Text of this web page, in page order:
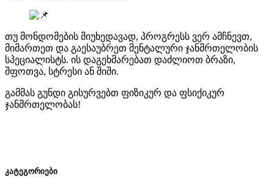
თუ მონდომების მიუხედავად, პროგრესს ვერ ამჩნევთ,
მიმართეთ და გაესაუბრეთ მენტალური ჯანმრთელობის
სპეციალისტს. ის დაგეხმარებათ დაძლიოთ ბრაზი,
შფოთვა, სტრესი ან შიში.
გამმას გუნდი გისურვებთ ფიზიკურ და ფსიქიკურ
ჯანმრთელობას!
კატეგორიები